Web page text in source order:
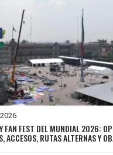
FAN FEST DEL MUNDIAL 2026:
ACCESOS, RUTAS ALTERNAS Y